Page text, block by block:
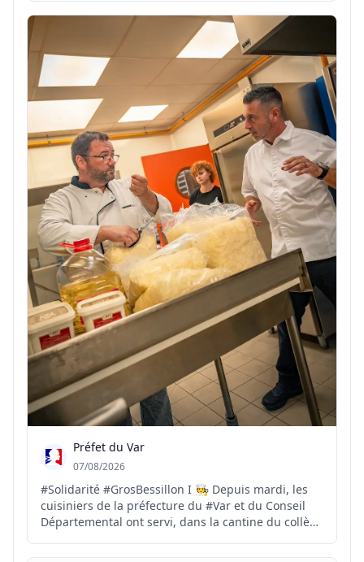
🟡, avec quelques secteurs localisés où l'indice
pourra être mauvais 🔴. ℹ️ Plus d'infos 👉 http://air...
Préfet du Var
07/08/2026
#Solidarité #GrosBessillon I 🧑‍🍳 Depuis mardi, les
cuisiniers de la préfecture du #Var et du Conseil
Départemental ont servi, dans la cantine du collège
sapeurs-pompiers. 🍅 Ce soir, les dons de produits